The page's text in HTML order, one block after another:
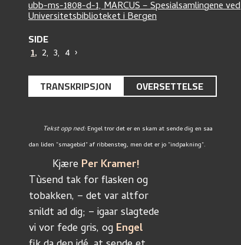
ubb-ms-1808-d-1, MARCUS – Spesialsamlingene ved
Universitetsbiblioteket i Bergen
SIDE
1, 2, 3, 4 ›
TRANSKRIPSJON OVERSETTELSE
Tekst opp ned: Engel tror det er en skam at sende dig en saa
dan liden "smagebid" af ribbensteg, men det er jo "indpakning".
	Kjære
Per Kramer!
Tùsend tak for flasken og
tobakken, – det var altfor
snildt ad dig; – igaar slagtede
vi vor fede gris, og Engel